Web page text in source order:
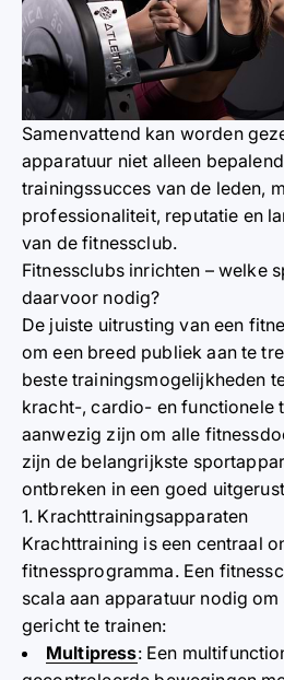
Samenvattend kan worden
apparatuur niet alleen
trainingssucces van de leden,
professionaliteit, reputatie en
van de fitnessclub.
Fitnessclubs inrichten – welke
daarvoor nodig?
De juiste uitrusting van een
om een breed publiek aan te
beste trainingsmogelijkheden
kracht-, cardio- en functionele
aanwezig zijn om alle
zijn de belangrijkste
ontbreken in een goed
1. Krachttrainingsapparaten
Krachttraining is een centraal
fitnessprogramma. Een
scala aan apparatuur nodig
gericht te trainen:
Multipress: Een